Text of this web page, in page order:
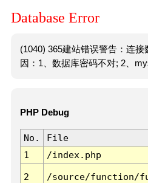
Database Error
(1040) 365建站错误警告：连
因：1、数据库密码不对; 2、
PHP Debug
No. File
1
/index.php
2 /source/function/